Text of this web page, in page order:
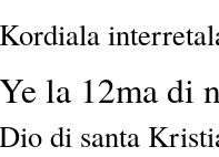
Kordiala
Ye la 12ma di
Dio di santa